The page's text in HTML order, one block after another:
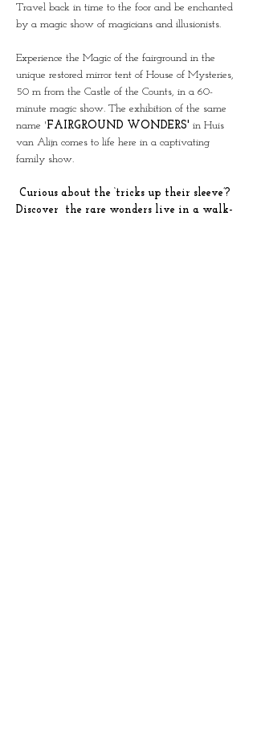
Travel back in time to the foor and be enchanted
by a magic show of magicians and illusionists.
Experience the Magic of the fairground in the
unique restored mirror tent of House of Mysteries,
50 m from the Castle of the Counts, in a 60-
minute magic show. The exhibition of the same
name 'FAIRGROUND WONDERS' in Huis
van Alijn comes to life here in a captivating
family show.
Discover  the rare wonders live in a walk-